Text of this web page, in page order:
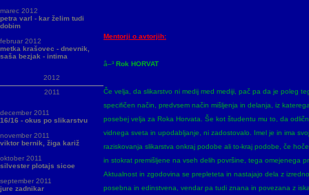
marec 2012
petra varl - kar želim tudi
dobim
februar 2012
metka krašovec - dnevnik,
saša bezjak - intima
2012
2011
december 2011
16/16 - okus po slikarstvu
november 2011
viktor bernik, žiga kariž
oktober 2011
silvester plotajs sicoe
september 2011
jure zadnikar
Mentorji o avtorjih:
â–³ Rok HORVAT
Če velja, da slikarstvo ni medij med mediji, pač pa da je poleg
specifičen način, predvsem način mišljenja in delanja, iz
posebej velja za Roka Horvata. Še kot študentu mu to, da
vidnega sveta in upodabljanje, ni zadostovalo. Imel je in ima
raziskovanja slikarstva onkraj podobe ali to-kraj podobe, če
in stokrat premišljene na vseh delih površine, tega omejenega
Aktualnost in zgodovina se prepleteta in nastajajo dela z izredno
posebna in edinstvena, vendar pa tudi znana in povezana z